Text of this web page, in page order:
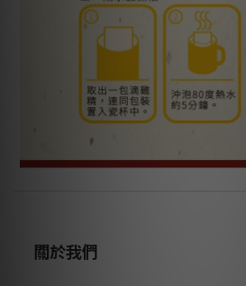
關於我們